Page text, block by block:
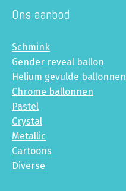
Ons aanbod
Schmink
Gender reveal ballon
Helium gevulde ballonnen
Chrome ballonnen
Pastel
Crystal
Metallic
Cartoons
Diverse